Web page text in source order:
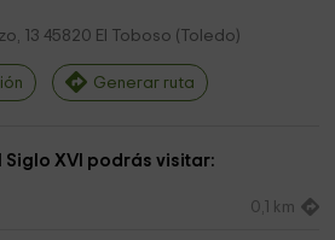
1345820 El Toboso ( Toledo)
Generar ruta
Siglo XVI podrás visitar:
0,1 km